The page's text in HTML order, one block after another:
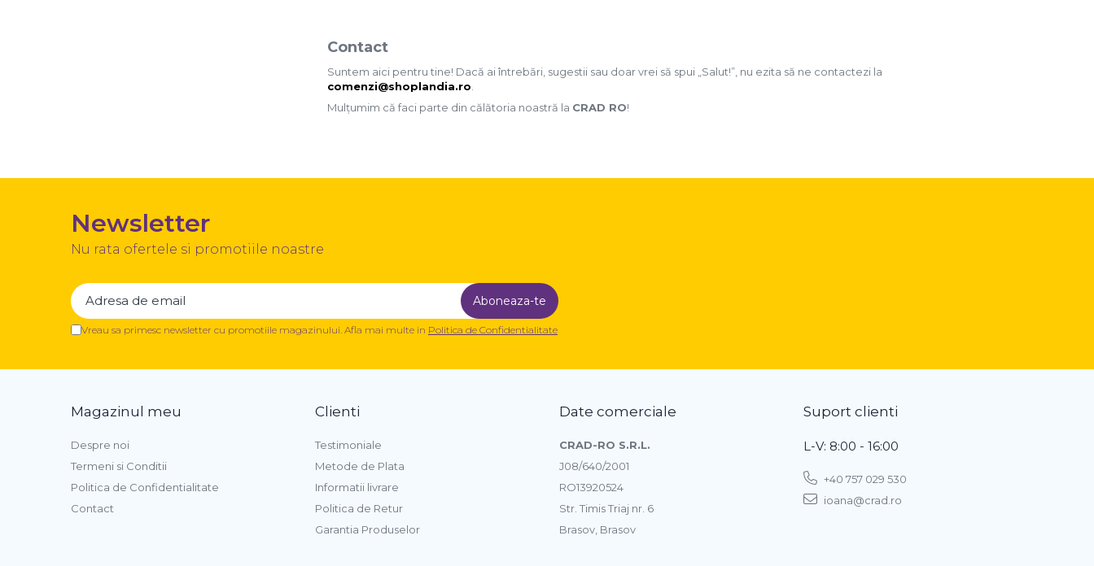
Contact
Suntem aici pentru tine! Dacă ai întrebări, sugestii sau doar vrei să spui „Salut!”, nu ezita să ne contactezi la
comenzi@shoplandia.ro
Mulțumim că faci parte din călătoria noastră la CRAD RO!
Newsletter
Nu rata ofertele si promotiile noastre
Vreau sa primesc newsletter cu promotiile magazinului. Afla mai multe in Politica de Confidentialitate
Magazinul meu
Despre noi
Termeni si Conditii
Politica de Confidentialitate
Contact
Clienti
Testimoniale
Metode de Plata
Informatii livrare
Politica de Retur
Garantia Produselor
Date comerciale
CRAD-RO S.R.L.
J08/640/2001
RO13920524
Str. Timis Triaj nr. 6
Brasov, Brasov
Suport clienti
L-V: 8:00 - 16:00
+40 757 029 530
ioana@crad.ro